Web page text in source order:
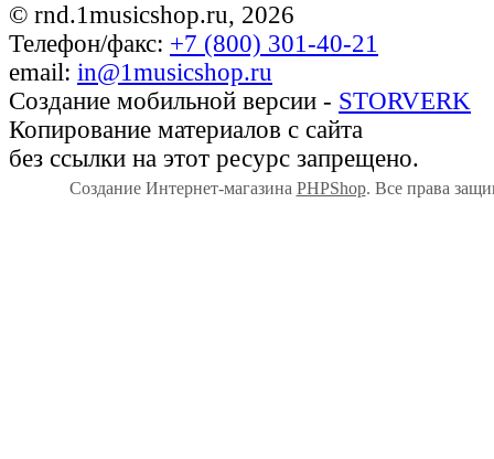
© rnd.1musicshop.ru, 2026
Телефон/факс: +7 (800) 301-40-21
email: in@1musicshop.ru
Создание мобильной версии - STORVERK
Копирование материалов с сайта
без ссылки на этот ресурс запрещено.
Создание Интернет-магазина PHPShop. Все права